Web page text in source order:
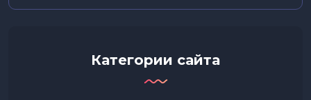
Категории сайта